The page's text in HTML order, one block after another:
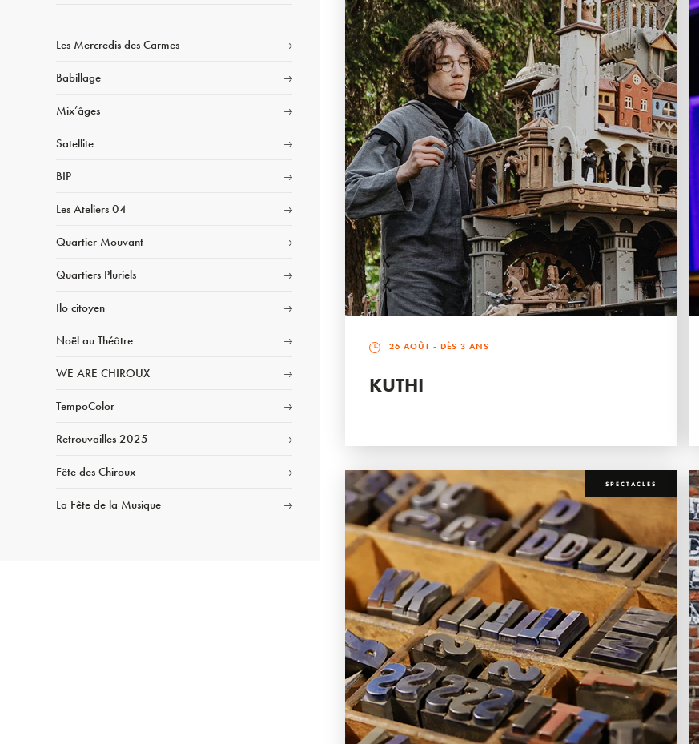
Les Mercredis des Carmes
Babillage
Mix’âges
Satellite
BIP
Les Ateliers 04
Quartier Mouvant
Quartiers Pluriels
Ilo citoyen
Noël au Théâtre
WE ARE CHIROUX
TempoColor
Retrouvailles 2025
Fête des Chiroux
La Fête de la Musique
26 AOÛT - DÈS 3 ANS
KUTHI
SPECTACLES